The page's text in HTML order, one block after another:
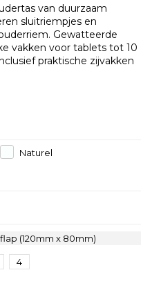
van duurzaam
sluitriempjes en
Gewatteerde
vakken voor tablets tot 10
praktische zijvakken
Naturel
(120mm x 80mm)
4